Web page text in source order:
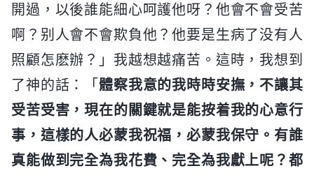
開過，以後誰能細心呵護他呀？他會不會受苦
啊？别人會不會欺負他？他要是生病了没有人
照顧怎麽辦？」我越想越痛苦。這時，我想到
了神的話：「 體察我意的我時時安撫，不讓其
受苦受害，現在的關鍵就是能按着我的心意行
事，這樣的人必蒙我祝福，必蒙我保守。有誰
真能做到完全為我花費、完全為我獻上呢？都